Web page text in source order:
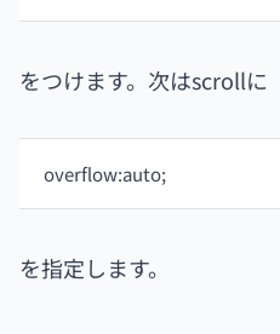
をつけます。次はscrollに
overflow:auto;
を指定します。